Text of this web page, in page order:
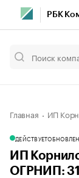
РБК
Главная ИП
ДЕЙСТВУЕТ
ИП
ОГРНИП: